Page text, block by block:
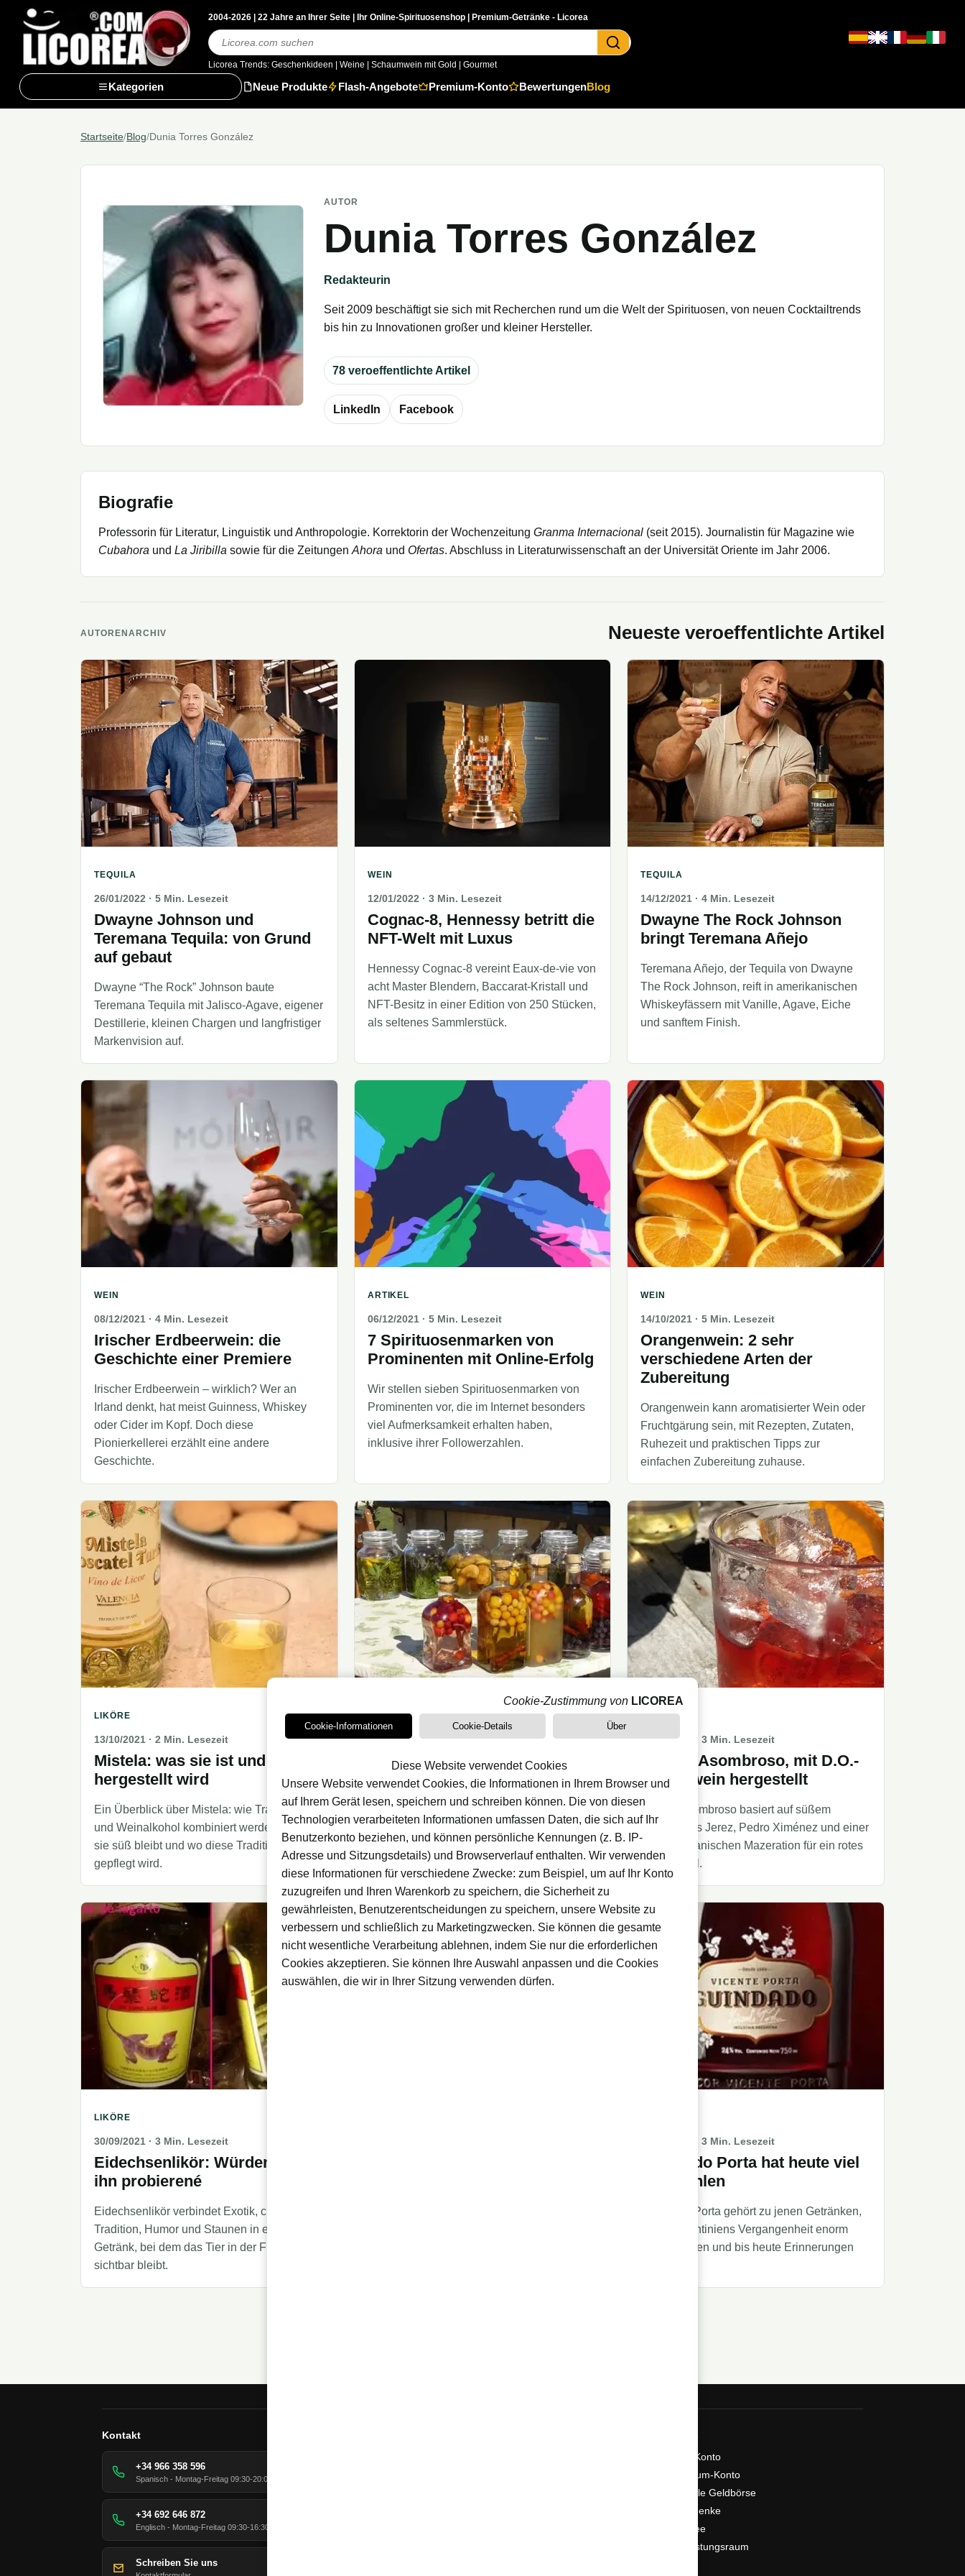
2004-2026 | 22 Jahre an Ihrer Seite | Ihr Online-Spirituosenshop | Premium-Getränke - Licorea
Suchen
Licorea Trends: Geschenkideen Weine Schaumwein mit Gold Gourmet
Kategorien Neue Produkte Flash-Angebote Premium-Konto BewertungenBlog
Startseite/Blog/Dunia Torres González
AUTOR
Dunia Torres González
Redakteurin
Seit 2009 beschäftigt sie sich mit Recherchen rund um die Welt der Spirituosen, von neuen Cocktailtrends
bis hin zu Innovationen großer und kleiner Hersteller.
78 veroeffentlichte Artikel
LinkedIn Facebook
Biografie
Professorin für Literatur, Linguistik und Anthropologie. Korrektorin der Wochenzeitung Granma Internacional (seit 2015). Journalistin für Magazine wie
Cubahora und La Jiribilla sowie für die Zeitungen Ahora und Ofertas. Abschluss in Literaturwissenschaft an der Universität Oriente im Jahr 2006.
AUTORENARCHIV Neueste veroeffentlichte Artikel
TEQUILA
26/01/2022 · 5 Min. Lesezeit
Dwayne Johnson und
Teremana Tequila: von Grund
auf gebaut
Dwayne “The Rock” Johnson baute
Teremana Tequila mit Jalisco-Agave, eigener
Destillerie, kleinen Chargen und langfristiger
Markenvision auf.
WEIN
12/01/2022 · 3 Min. Lesezeit
Cognac-8, Hennessy betritt die
NFT-Welt mit Luxus
Hennessy Cognac-8 vereint Eaux-de-vie von
acht Master Blendern, Baccarat-Kristall und
NFT-Besitz in einer Edition von 250 Stücken,
als seltenes Sammlerstück.
TEQUILA
14/12/2021 · 4 Min. Lesezeit
Dwayne The Rock Johnson
bringt Teremana Añejo
Teremana Añejo, der Tequila von Dwayne
The Rock Johnson, reift in amerikanischen
Whiskeyfässern mit Vanille, Agave, Eiche
und sanftem Finish.
WEIN
08/12/2021 · 4 Min. Lesezeit
Irischer Erdbeerwein: die
Geschichte einer Premiere
Irischer Erdbeerwein – wirklich? Wer an
Irland denkt, hat meist Guinness, Whiskey
oder Cider im Kopf. Doch diese
Pionierkellerei erzählt eine andere
Geschichte.
ARTIKEL
06/12/2021· 5 Min. Lesezeit
7 Spirituosenmarken von
Prominenten mit Online-Erfolg
Wir stellen sieben Spirituosenmarken von
Prominenten vor, die im Internet besonders
viel Aufmerksamkeit erhalten haben,
inklusive ihrer Followerzahlen.
WEIN
14/10/2021 · 5 Min. Lesezeit
Orangenwein: 2 sehr
verschiedene Arten der
Zubereitung
Orangenwein kann aromatisierter Wein oder
Fruchtgärung sein, mit Rezepten, Zutaten,
Ruhezeit und praktischen Tipps zur
einfachen Zubereitung zuhause.
LIKÖRE
13/10/2021 · 2 Min. Lesezeit
Mistela: was sie ist und wie sie
hergestellt wird
Ein Überblick über Mistela: wie Traubenmost
und Weinalkohol kombiniert werden, warum
sie süß bleibt und wo diese Tradition
gepflegt wird.
LIKÖRE
13/10/2021 · 3 Min. Lesezeit
5 hausgemachte Likörrezepte
zum Ausprobieren
Fünf Rezepte für hausgemachte Liköre:
Amarula-Stil, Baileys, irischer Likör, Vanille
und Schokolade.
WEIN
12/10/2021 · 3 Min. Lesezeit
Vermut Asombroso, mit D.O.-
Sherrywein hergestellt
Vermut Asombroso basiert auf süßem
Oloroso aus Jerez, Pedro Ximénez und einer
breiten botanischen Mazeration für ein rotes
Aromaprofil.
LIKÖRE
30/09/2021 · 3 Min. Lesezeit
Eidechsenlikör: Würden Sie
ihn probierené
Eidechsenlikör verbindet Exotik, chinesische
Tradition, Humor und Staunen in einem
Getränk, bei dem das Tier in der Flasche
sichtbar bleibt.
· 3 Min. Lesezeit
Guindado Porta hat heute viel
zu erzählen
Guindado Porta gehört zu jenen Getränken,
die in Argentiniens Vergangenheit enorm
beliebt waren und bis heute Erinnerungen
Kontakt
+34 966 358 596
Spanisch - Montag-Freitag 09:30-20:00 Uhr
+34 692 646 872
Englisch - Montag-Freitag 09:30-16:30 Uhr
Schreiben Sie uns
Mein Konto
Premium-Konto
Virtuelle Geldbörse
Geschenke
Tax free
Verkostungsraum
Cookie-Zustimmung von LICOREA
Cookie-Informationen Cookie-Details Über
Diese Website verwendet Cookies
Unsere Website verwendet Cookies, die Informationen in Ihrem Browser und
auf Ihrem Gerät lesen, speichern und schreiben können. Die von diesen
Technologien verarbeiteten Informationen umfassen Daten, die sich auf Ihr
Benutzerkonto beziehen, und können persönliche Kennungen (z. B. IP-
Adresse und Sitzungsdetails) und Browserverlauf enthalten. Wir verwenden
diese Informationen für verschiedene Zwecke: zum Beispiel, um auf Ihr Konto
zuzugreifen und Ihren Warenkorb zu speichern, die Sicherheit zu
gewährleisten, Benutzerentscheidungen zu speichern, unsere Website zu
verbessern und schließlich zu Marketingzwecken. Sie können die gesamte
nicht wesentliche Verarbeitung ablehnen, indem Sie nur die erforderlichen
Cookies akzeptieren. Sie können Ihre Auswahl anpassen und die Cookies
auswählen, die wir in Ihrer Sitzung verwenden dürfen.